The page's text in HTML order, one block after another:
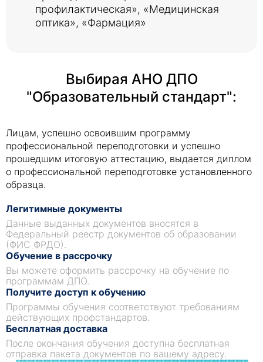
профилактическая», «Медицинская
оптика», «Фармация»
Выбирая АНО ДПО
"Образовательный стандарт":
Лицам, успешно освоившим программу
профессиональной переподготовки и успешно
прошедшим итоговую аттестацию, выдается диплом
о профессиональной переподготовке установленного
образца.
Легитимные документы
Данные выданных документов вносятся в
Федеральный реестр документов об образовании
(ФИС ФРДО).
Обучение в рассрочку
Вы можете оформить рассрочку на обучение по
программам ДПО.
Получите доступ к обучению
Программы обучения соответствуют требованиям
действующих профстандартов.
Бесплатная доставка
После окончания обучения доступна бесплатная
отправка пакета документов по вашему адресу.